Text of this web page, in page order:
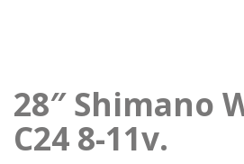
28″ Shimano
C24 8-11v.